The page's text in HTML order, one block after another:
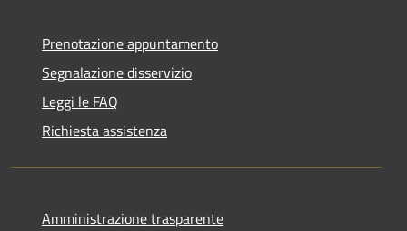
Prenotazione appuntamento
Segnalazione disservizio
Leggi le FAQ
Richiesta assistenza
Amministrazione trasparente